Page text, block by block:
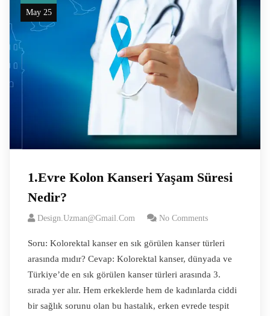
May 25
1.Evre Kolon Kanseri Yaşam Süresi
Nedir?
Design.uzman@gmail.com No Comments
Soru: Kolorektal kanser en sık görülen kanser türleri
arasında mıdır? Cevap: Kolorektal kanser, dünyada ve
Türkiye’de en sık görülen kanser türleri arasında 3.
sırada yer alır. Hem erkeklerde hem de kadınlarda ciddi
bir sağlık sorunu olan bu hastalık, erken evrede tespit